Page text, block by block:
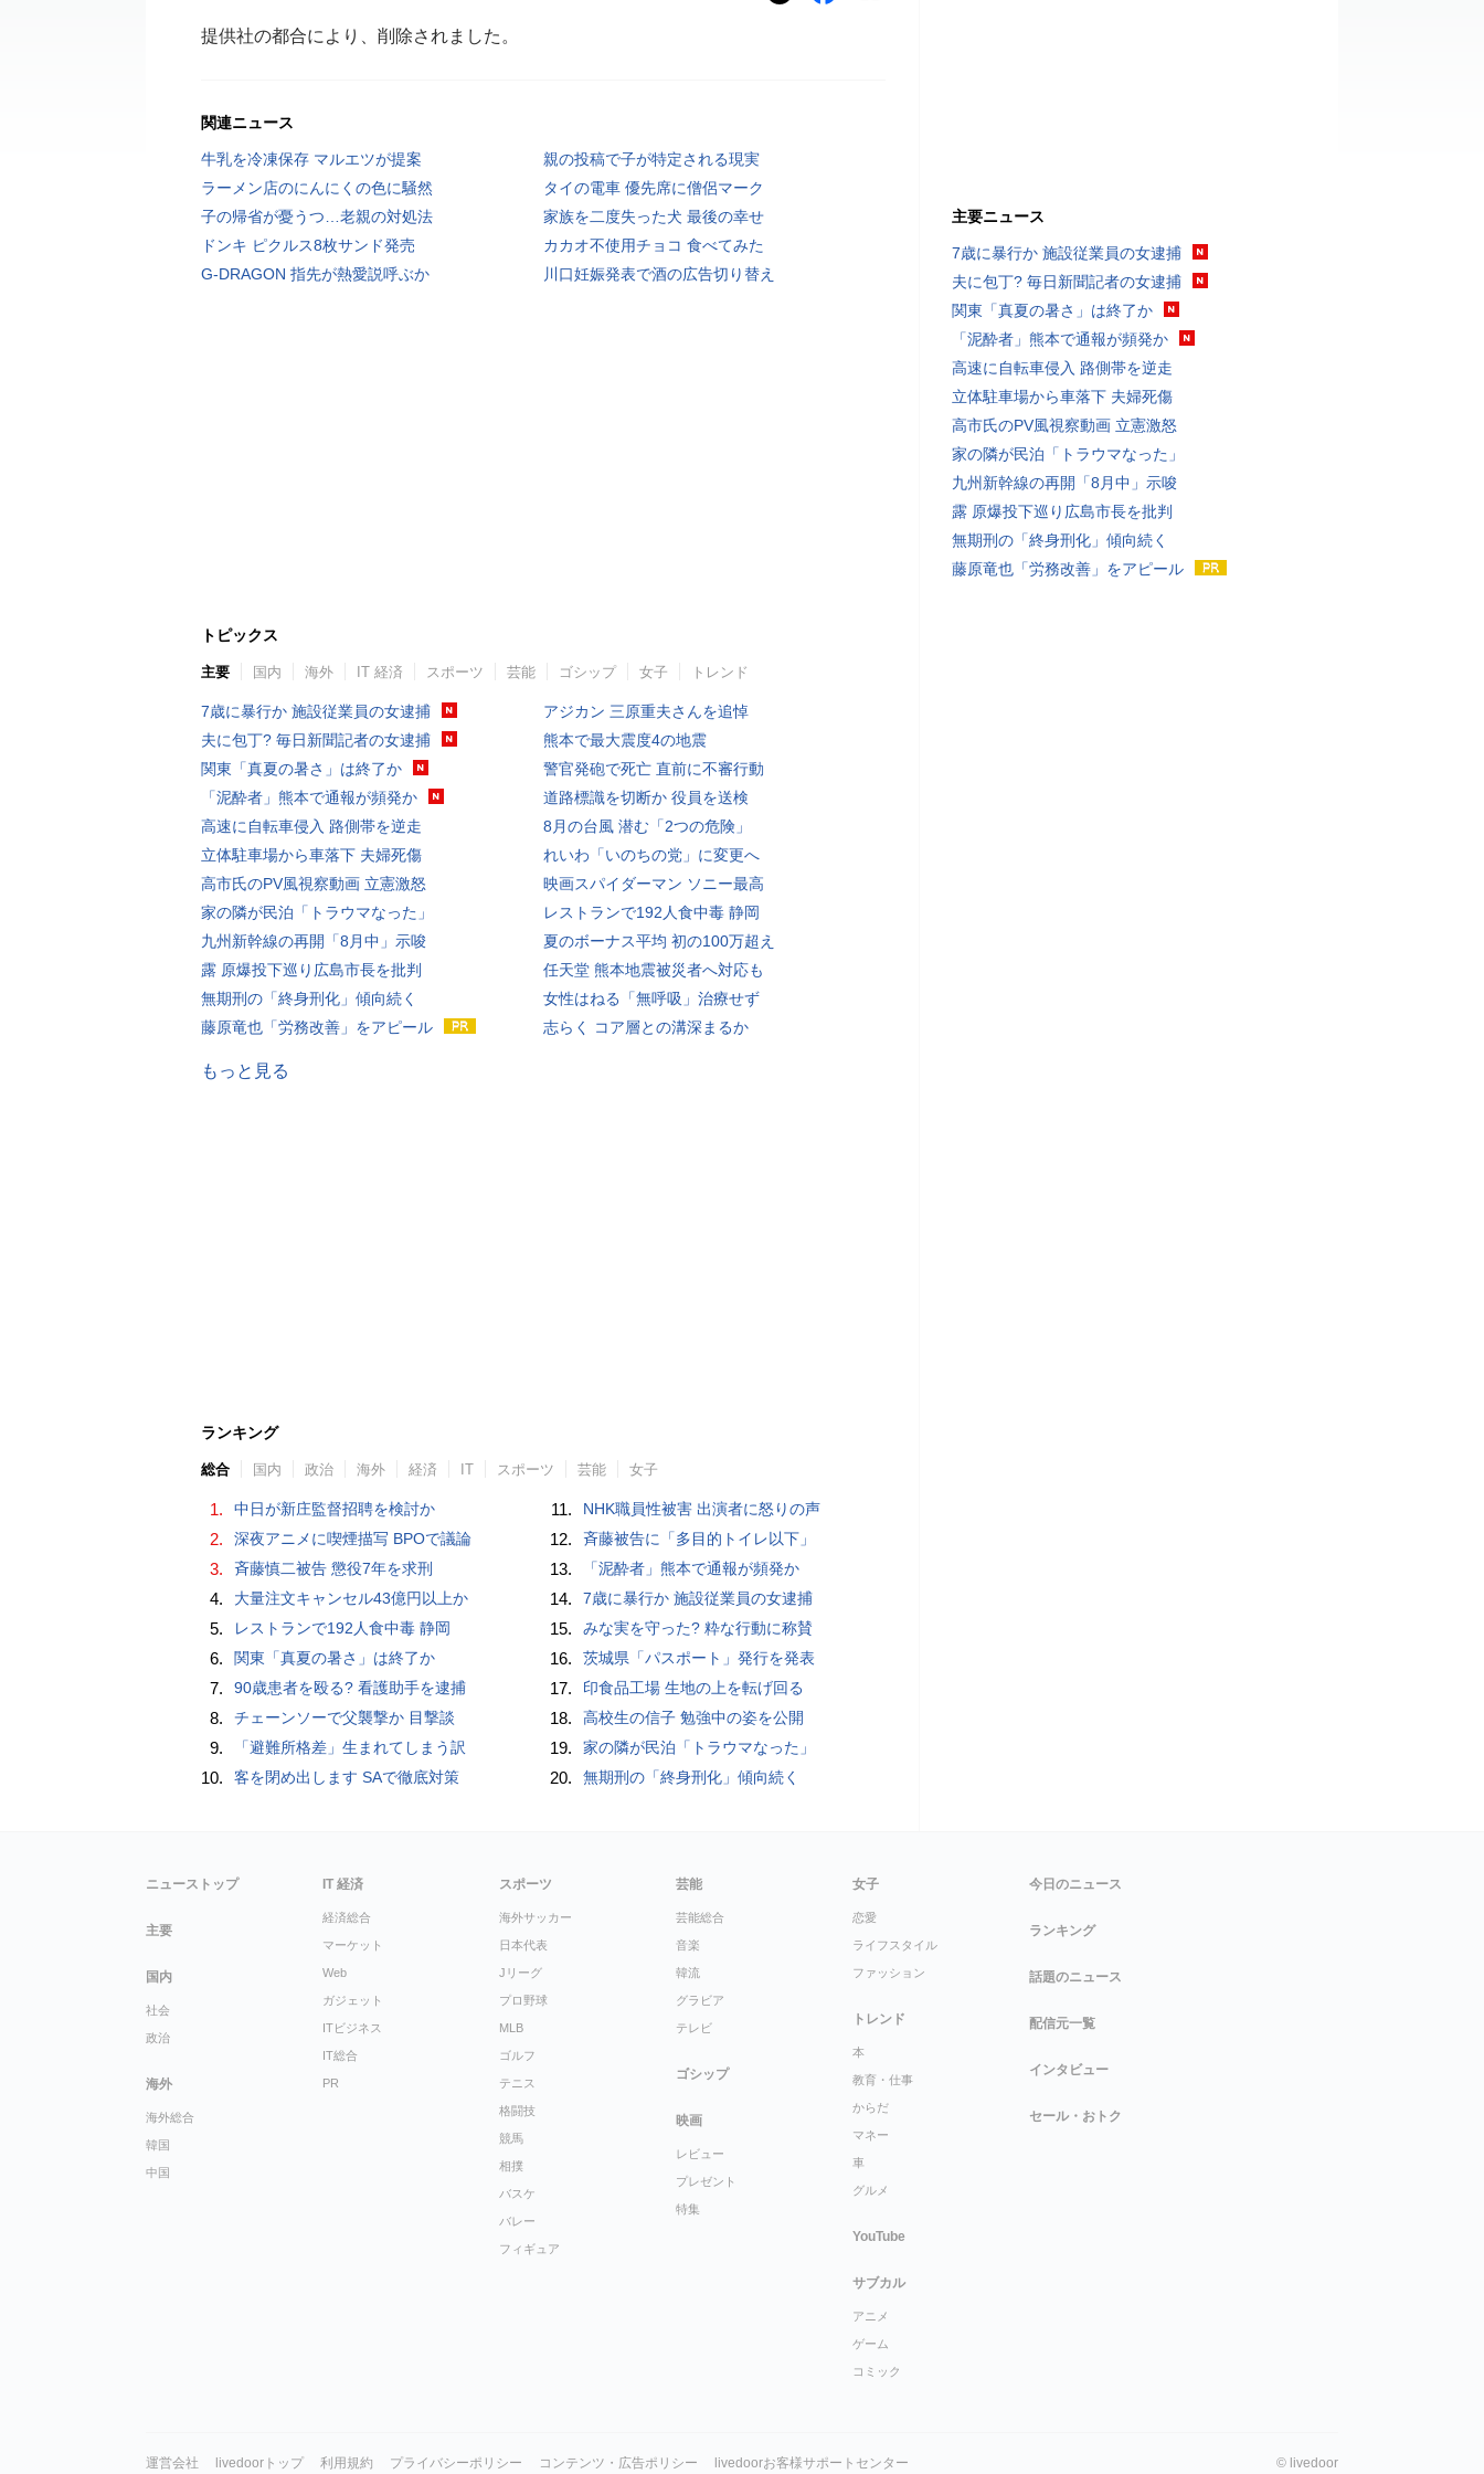
提供社の都合により、削除されました。
関連ニュース
牛乳を冷凍保存 マルエツが提案
親の投稿で子が特定される現実
ラーメン店のにんにくの色に騒然
タイの電車 優先席に僧侶マーク
子の帰省が憂うつ…老親の対処法
家族を二度失った犬 最後の幸せ
ドンキ ピクルス8枚サンド発売
カカオ不使用チョコ 食べてみた
G-DRAGON 指先が熱愛説呼ぶか
川口妊娠発表で酒の広告切り替え
トピックス
主要 国内 海外 IT 経済 スポーツ 芸能 ゴシップ 女子 トレンド
7歳に暴行か 施設従業員の女逮捕
夫に包丁? 毎日新聞記者の女逮捕
関東「真夏の暑さ」は終了か
「泥酔者」熊本で通報が頻発か
高速に自転車侵入 路側帯を逆走
立体駐車場から車落下 夫婦死傷
高市氏のPV風視察動画 立憲激怒
家の隣が民泊「トラウマなった」
九州新幹線の再開「8月中」示唆
露 原爆投下巡り広島市長を批判
無期刑の「終身刑化」傾向続く
藤原竜也「労務改善」をアピール
アジカン 三原重夫さんを追悼
熊本で最大震度4の地震
警官発砲で死亡 直前に不審行動
道路標識を切断か 役員を送検
8月の台風 潜む「2つの危険」
れいわ「いのちの党」に変更へ
映画スパイダーマン ソニー最高
レストランで192人食中毒 静岡
夏のボーナス平均 初の100万超え
任天堂 熊本地震被災者へ対応も
女性はねる「無呼吸」治療せず
志らく コア層との溝深まるか
もっと見る
ランキング
総合 国内 政治 海外 経済 IT スポーツ 芸能 女子
1. 中日が新庄監督招聘を検討か
2. 深夜アニメに喫煙描写 BPOで議論
3. 斉藤慎二被告 懲役7年を求刑
4. 大量注文キャンセル43億円以上か
5. レストランで192人食中毒 静岡
6. 関東「真夏の暑さ」は終了か
7. 90歳患者を殴る? 看護助手を逮捕
8. チェーンソーで父襲撃か 目撃談
9. 「避難所格差」生まれてしまう訳
10. 客を閉め出します SAで徹底対策
11. NHK職員性被害 出演者に怒りの声
12. 斉藤被告に「多目的トイレ以下」
13. 「泥酔者」熊本で通報が頻発か
14. 7歳に暴行か 施設従業員の女逮捕
15. みな実を守った? 粋な行動に称賛
16. 茨城県「パスポート」発行を発表
17. 印食品工場 生地の上を転げ回る
18. 高校生の信子 勉強中の姿を公開
19. 家の隣が民泊「トラウマなった」
20. 無期刑の「終身刑化」傾向続く
主要ニュース
7歳に暴行か 施設従業員の女逮捕
夫に包丁? 毎日新聞記者の女逮捕
関東「真夏の暑さ」は終了か
「泥酔者」熊本で通報が頻発か
高速に自転車侵入 路側帯を逆走
立体駐車場から車落下 夫婦死傷
高市氏のPV風視察動画 立憲激怒
家の隣が民泊「トラウマなった」
九州新幹線の再開「8月中」示唆
露 原爆投下巡り広島市長を批判
無期刑の「終身刑化」傾向続く
藤原竜也「労務改善」をアピール
ニューストップ
主要
国内
社会
政治
海外
海外総合
韓国
中国
IT 経済
経済総合
マーケット
Web
ガジェット
ITビジネス
IT総合
PR
スポーツ
海外サッカー
日本代表
Jリーグ
プロ野球
MLB
ゴルフ
テニス
格闘技
競馬
相撲
バスケ
バレー
フィギュア
芸能
芸能総合
音楽
韓流
グラビア
テレビ
ゴシップ
映画
レビュー
プレゼント
特集
女子
恋愛
ライフスタイル
ファッション
トレンド
本
教育・仕事
からだ
マネー
車
グルメ
YouTube
サブカル
アニメ
ゲーム
コミック
今日のニュース
ランキング
話題のニュース
配信元一覧
インタビュー
セール・おトク
運営会社 livedoorトップ 利用規約 プライバシーポリシー コンテンツ・広告ポリシー livedoorお客様サポートセンター © livedoor